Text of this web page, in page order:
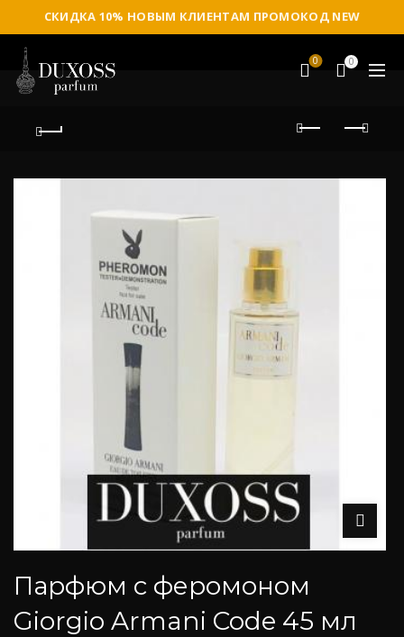
СКИДКА 10% НОВЫМ КЛИЕНТАМ ПРОМОКОД NEW
0 0
Парфюм с феромоном
Giorgio Armani Code 45 мл